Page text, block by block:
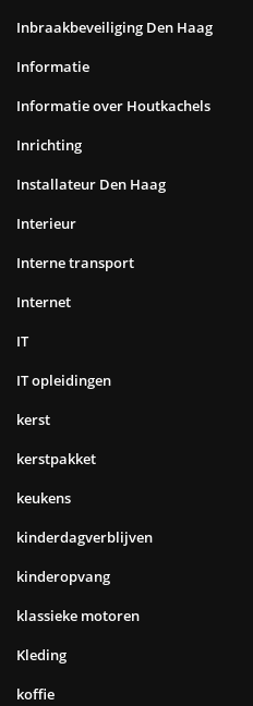
Inbraakbeveiliging Den Haag
Informatie
Informatie over Houtkachels
Inrichting
Installateur Den Haag
Interieur
Interne transport
Internet
IT
IT opleidingen
kerst
kerstpakket
keukens
kinderdagverblijven
kinderopvang
klassieke motoren
Kleding
koffie